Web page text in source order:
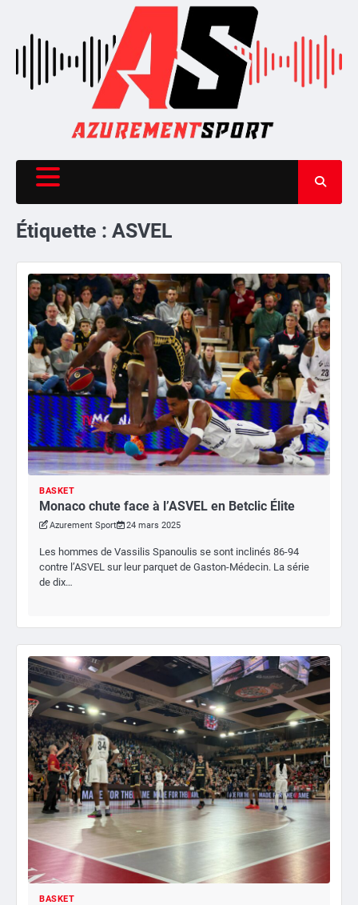
content
Étiquette : ASVEL
BASKET
Monaco chute face à l’ASVEL en Betclic Élite
Azurement Sport 24 mars 2025
Les hommes de Vassilis Spanoulis se sont inclinés 86-94
contre l’ASVEL sur leur parquet de Gaston-Médecin. La série
de dix…
BASKET